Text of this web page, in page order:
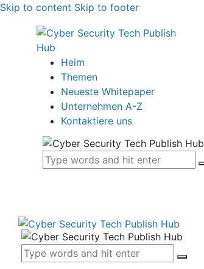
Skip to content Skip to footer
Heim
Themen
Neueste Whitepaper
Unternehmen A-Z
Kontaktiere uns